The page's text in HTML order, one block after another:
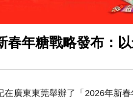
春年糖戰略發布：
廣東東莞舉辦了「2026年新